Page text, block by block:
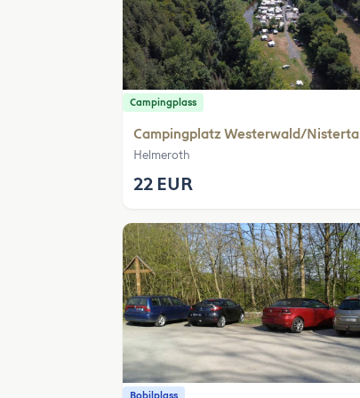
Campingplass
Campingplatz Westerwald/Nistertal
Helmeroth
22 EUR